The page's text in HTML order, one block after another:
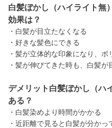
白髪ぼかし（ハイライト無
効果は？
・白髪が目立たなくなる
・好きな髪色にできる
・髪が立体的な印象になり、
・髪が伸びてきた時も、白髪が
デメリット白髪ぼかし（ハ
ある？
・白髪染めより時間がかかる
・近距離で見ると白髪が分かっ